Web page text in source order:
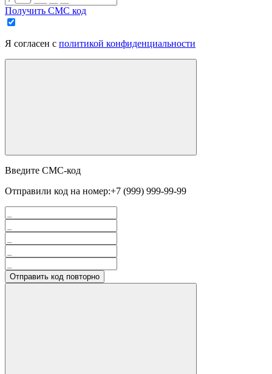
Получить СМС код
Я согласен с политикой конфиденциальности
Введите СМС-код
Отправили код на номер:+7 (999) 999-99-99
Отправить код повторно